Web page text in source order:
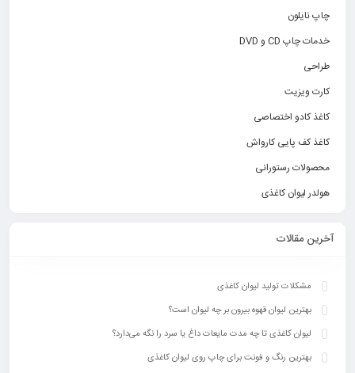
چاپ نایلون
خدمات چاپ CD و DVD
طراحی
کارت ویزیت
کاغذ کادو اختصاصی
کاغذ کف پایی کارواش
محصولات رستورانی
هولدر لیوان کاغذی
آخرین مقالات
مشکلات تولید لیوان کاغذی
بهترین لیوان قهوه بیرون بر چه لیوان است؟
لیوان کاغذی تا چه مدت مایعات داغ یا سرد را نگه می‌دارد؟
بهترین رنگ‌ و فونت برای چاپ روی لیوان کاغذی